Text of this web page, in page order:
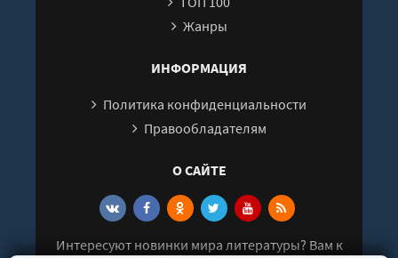
Жанры
ИНФОРМАЦИЯ
Политика конфиденциальности
Правообладателям
О САЙТЕ
Интересуют новинки мира литературы? Вам к